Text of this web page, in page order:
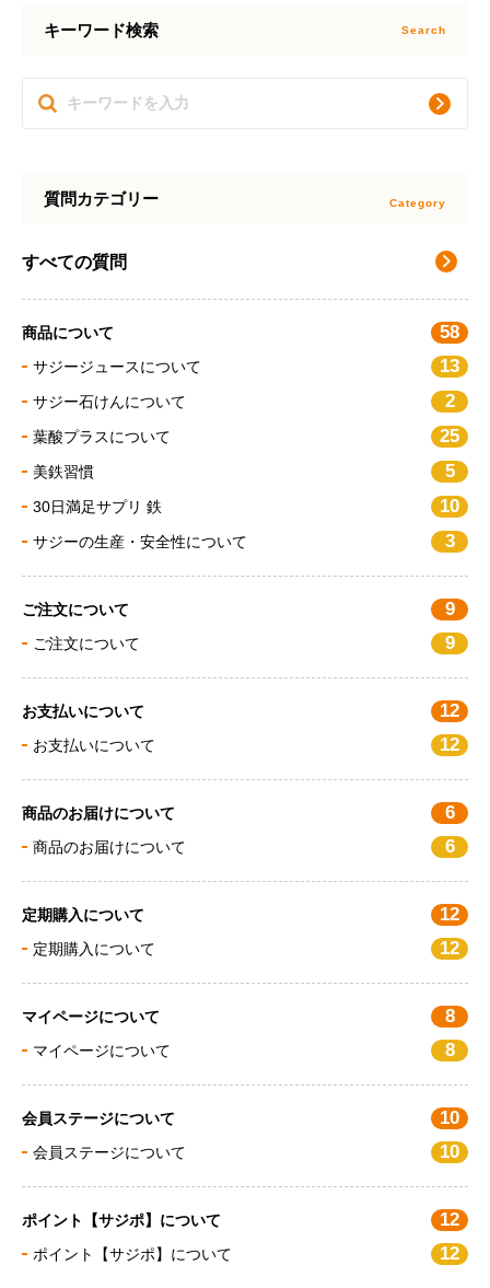
キーワード検索
質問カテゴリー
すべての質問
商品について 58
サジージュースについて 13
サジー石けんについて 2
葉酸プラスについて 25
美鉄習慣 5
30日満足サプリ 鉄 10
サジーの生産・安全性について 3
ご注文について 9
ご注文について 9
お支払いについて 12
お支払いについて 12
商品のお届けについて 6
商品のお届けについて 6
定期購入について 12
定期購入について 12
マイページについて 8
マイページについて 8
会員ステージについて 10
会員ステージについて 10
ポイント【サジポ】について 12
ポイント【サジポ】について 12